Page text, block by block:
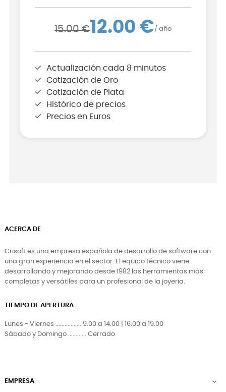
15.00 €12.00 €/ año
Actualización cada 8 minutos
Cotización de Oro
Cotización de Plata
Histórico de precios
Precios en Euros
ACERCA DE
Crisoft es una empresa española de desarrollo de software con
una gran experiencia en el sector. El equipo técnico viene
desarrollando y mejorando desde 1982 las herramientas más
completas y versátiles para un profesional de la joyería.
TIEMPO DE APERTURA
Lunes - Viernes ................. 9.00 a 14.00 | 16.00 a 19.00
Sábado y Domingo ............ Cerrado
EMPRESA 